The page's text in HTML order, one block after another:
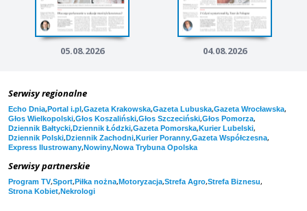
05.08.2026 04.08.2026
Serwisy regionalne
Echo Dnia,Portal i.pl,Gazeta Krakowska,Gazeta Lubuska,Gazeta Wrocławska,
Głos Wielkopolski,Głos Koszaliński,Głos Szczeciński,Głos Pomorza,
Dziennik Bałtycki,Dziennik Łódzki,Gazeta Pomorska,Kurier Lubelski,
Dziennik Polski,Dziennik Zachodni,Kurier Poranny,Gazeta Współczesna,
Express Ilustrowany,Nowiny,Nowa Trybuna Opolska
Serwisy partnerskie
Program TV,Sport,Piłka nożna,Motoryzacja,Strefa Agro,Strefa Biznesu,
Strona Kobiet,Nekrologi